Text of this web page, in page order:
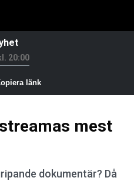
20:00
länk
mest
dokumentär? Då